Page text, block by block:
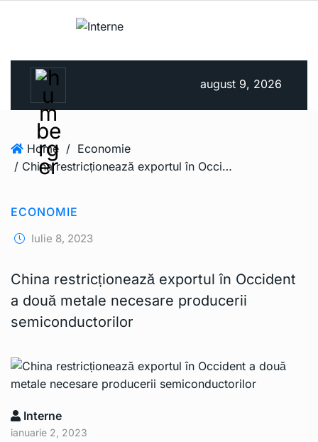
august 9, 2026
Home / Economie
/ China restricționează exportul în Occident a două metale necesare producerii semiconductorilor
ECONOMIE
Iulie 8, 2023
China restricționează exportul în Occident
a două metale necesare producerii
semiconductorilor
Interne
ianuarie 2, 2023